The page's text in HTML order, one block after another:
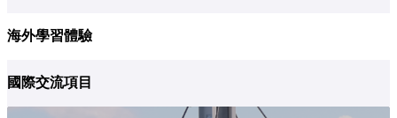
海外學習體驗
國際交流項目